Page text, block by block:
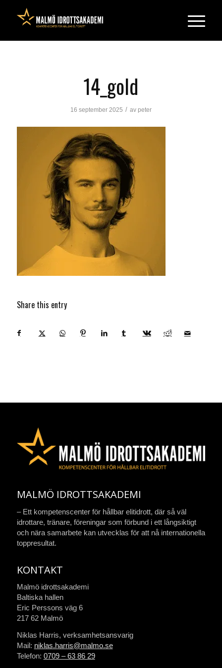
14_gold
16 september 2025 / av peter
Share this entry
MALMÖ IDROTTSAKADEMI
– Ett kompetenscenter för hållbar elitidrott, där så väl
idrottare, tränare, föreningar som förbund i ett långsiktigt
och nära samarbete kan utvecklas för att nå internationella
toppresultat.
KONTAKT
Malmö idrottsakademi
Baltiska hallen
Eric Perssons väg 6
217 62 Malmö
Niklas Harris, verksamhetsansvarig
Mail: niklas.harris@malmo.se
Telefon: 0709 – 63 86 29